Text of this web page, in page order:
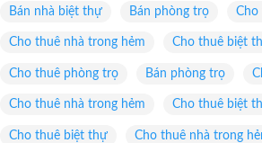
Bán nhà biệt thự Bán phòng trọ Cho
Cho thuê nhà trong hẻm Cho thuê biệt
Cho thuê phòng trọ Bán phòng trọ
Cho thuê nhà trong hẻm Cho thuê biệt
Cho thuê biệt thự Cho thuê nhà trong